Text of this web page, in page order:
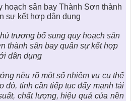
trương bổ sung quy hoạch sân
thành sân bay quân sự kết hợp
dân dụng
nêu rõ một số nhiệm vụ cụ thể
đó, tỉnh cần tiếp tục đẩy mạnh tái
chất lượng, hiệu quả của nền